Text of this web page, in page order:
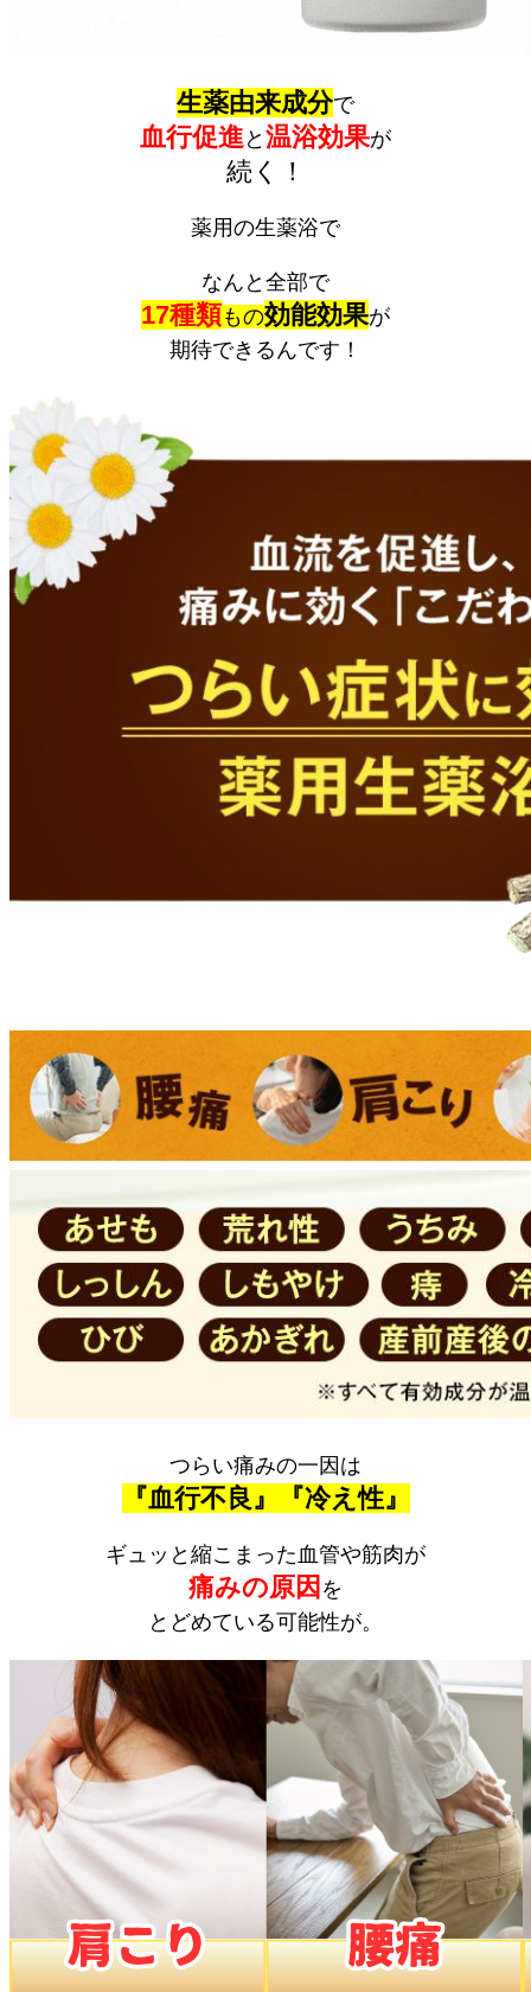
生薬由来成分で
血行促進 と 温浴効果が
続く！
薬用の生薬浴で
なんと全部で
17種類もの効能効果が
期待できるんです！
つらい痛みの一因は
『血行不良』『冷え性』
ギュッと縮こまった血管や筋肉が
痛みの原因 を
とどめている可能性が。